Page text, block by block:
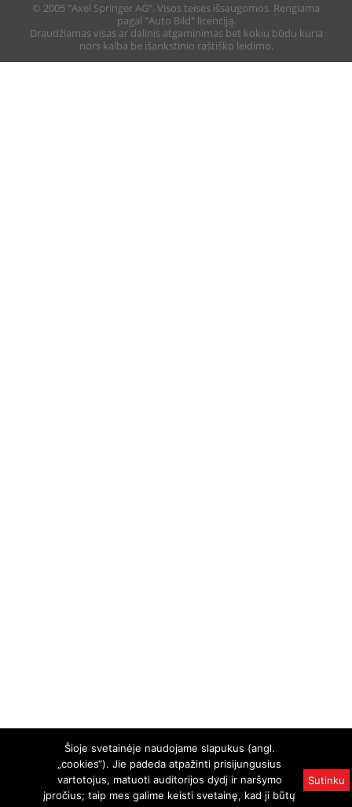
© 2005 "Axel Springer AG". Visos teisės išsaugomos. Rengiama
pagal "Auto Bild" licenciją.
Draudžiamas visas ar dalinis atgaminimas bet kokiu būdu kuria
nors kalba be išankstinio raštiško leidimo.
Šioje svetainėje naudojame slapukus (angl.
„cookies“). Jie padeda atpažinti prisijungusius
vartotojus, matuoti auditorijos dydį ir naršymo
įpročius; taip mes galime keisti svetainę, kad ji būtų
Sutinku